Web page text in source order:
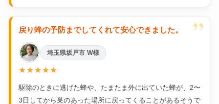
”
戻り蜂の予防までしてくれて安心できました。
埼玉県坂戸市 W様
★★★★★
駆除のときに逃げた蜂や、たまたま外に出ていた蜂が、2〜
3日してから巣のあった場所に戻ってくることがあるそうで